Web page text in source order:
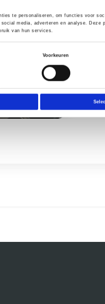
te personaliseren, om functies voor
media, adverteren en analyse.
van hun services.
Voorkeuren